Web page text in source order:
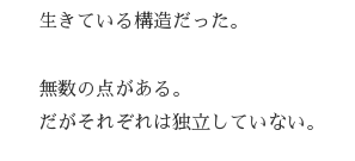
生きている構造だった。
無数の点がある。
だがそれぞれは独立していない。